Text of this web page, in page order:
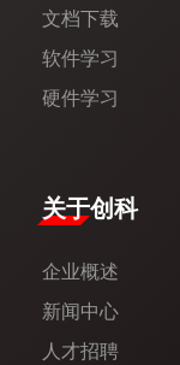
文档下载
软件学习
硬件学习
​关于创科​
企业概述
新闻中心​
人才招聘